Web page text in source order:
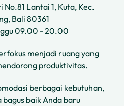
No.81 Lantai 1, Kuta, Kec.
Bali 80361
09.00 - 20.00
menjadi ruang yang
produktivitas.
berbagai kebutuhan,
baik Anda baru